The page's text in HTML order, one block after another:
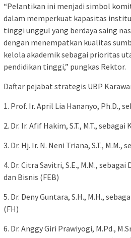
“Pelantikan ini menjadi simbol
dalam memperkuat kapasitas
tinggi unggul yang berdaya saing
dengan menempatkan kualitas
kelola akademik sebagai prioritas
pendidikan tinggi,” pungkas Rektor.
Daftar pejabat strategis UBP
1. Prof. Ir. April Lia Hananyo, Ph.D.,
2. Dr. Ir. Afif Hakim, S.T., M.T., sebagai
3. Dr. Hj. Ir. N. Neni Triana, S.T., M.M.,
4. Dr. Citra Savitri, S.E., M.M.,
dan Bisnis (FEB)
5. Dr. Deny Guntara, S.H., M.H.,
(FH)
6. Dr. Anggy Giri Prawiyogi, M.Pd.,